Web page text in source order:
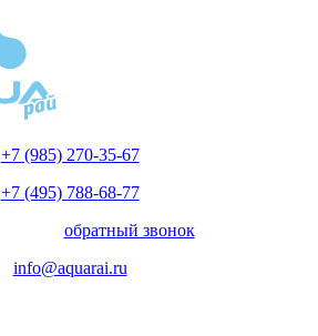
+7 (985) 270-35-67
+7 (495) 788-68-77
обратный звонок
info@aquarai.ru